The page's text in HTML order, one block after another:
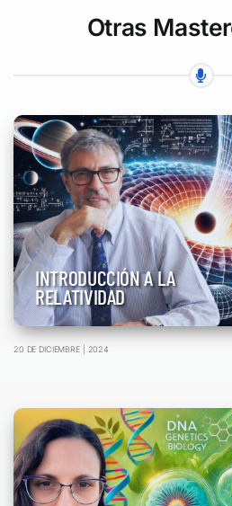
Otras
INTRODUCCIÓN A LA
RELATIVIDAD
20 DE DICIEMBRE | 2024